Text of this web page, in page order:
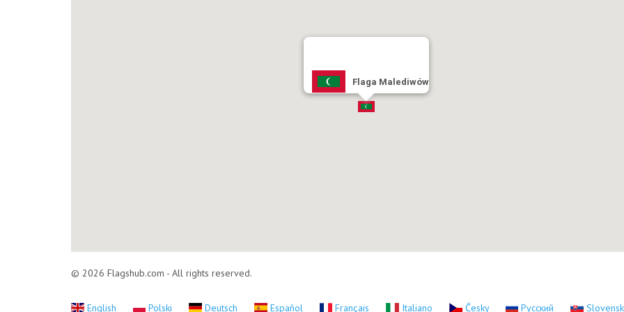
Flaga Malediwów
© 2026 Flagshub.com - All rights reserved.
English Polski Deutsch Español Français Italiano Česky Русский